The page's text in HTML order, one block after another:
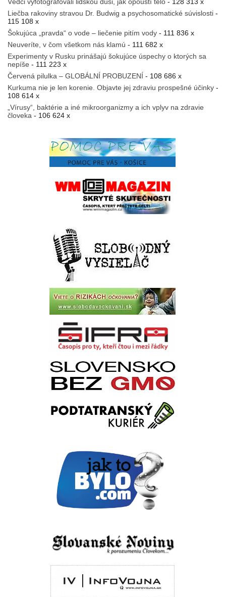
Liečba rakoviny stravou Dr. Budwig a psychosomatické súvislosti -
115 108 x
Šokujúca „pravda“ o vode – liečenie pitím vody - 111 836 x
Neuveríte, v čom všetkom nás klamú - 111 682 x
Experimenty v Rusku prinášajú šokujúce úspechy o ktorých sa
nepíše - 111 223 x
Červená pilulka – GLOBÁLNÍ PROBUZENÍ - 108 686 x
Kurkuma nie je len korenie. Objavte jej zdraviu prospešné účinky -
108 614 x
„Vírusy“, baktérie a iné mikroorganizmy a ich vplyv na zdravie
človeka - 106 624 x